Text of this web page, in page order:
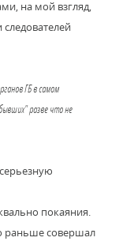
на мой взгляд,
ГБ в самом
разве что не
покаяния.
раньше совершал